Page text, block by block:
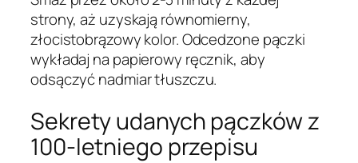
strony, aż uzyskają równomierny,
złocistobrązowy kolor. Odcedzone pączki
wykładaj na papierowy ręcznik, aby
odsączyć nadmiar tłuszczu.
Sekrety udanych pączków z
100-letniego przepisu